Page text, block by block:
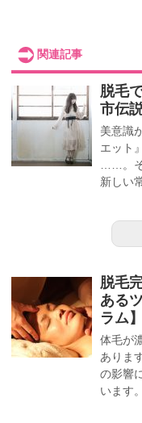
関連記事
脱毛
市伝
美意識
エット
……。
新しい
脱毛
ある
ラム】
体毛が
ありま
の影響
います